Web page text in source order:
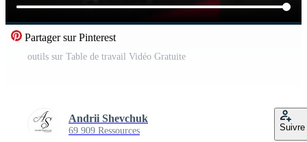
Partager sur Pinterest
outils sur Table de travail Vidéo Gratuite
Andrii Shevchuk
69 909 Ressources Suivre